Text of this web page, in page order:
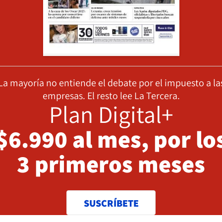
mayoría no entiende el debate por el impuesto a
empresas. El resto lee La Tercera.
Plan Digital+
al mes, por
3 primeros meses
SUSCRÍBETE